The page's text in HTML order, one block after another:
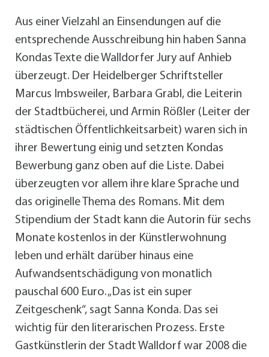
Aus einer Vielzahl an Einsendungen auf die
entsprechende Ausschreibung hin haben Sanna
Kondas Texte die Walldorfer Jury auf Anhieb
überzeugt. Der Heidelberger Schriftsteller
Marcus Imbsweiler, Barbara Grabl, die Leiterin
der Stadtbücherei, und Armin Rößler (Leiter der
städtischen Öffentlichkeitsarbeit) waren sich in
ihrer Bewertung einig und setzten Kondas
Bewerbung ganz oben auf die Liste. Dabei
überzeugten vor allem ihre klare Sprache und
das originelle Thema des Romans. Mit dem
Stipendium der Stadt kann die Autorin für sechs
Monate kostenlos in der Künstlerwohnung
leben und erhält darüber hinaus eine
Aufwandsentschädigung von monatlich
pauschal 600 Euro. „Das ist ein super
Zeitgeschenk“, sagt Sanna Konda. Das sei
wichtig für den literarischen Prozess. Erste
Gastkünstlerin der Stadt Walldorf war 2008 die